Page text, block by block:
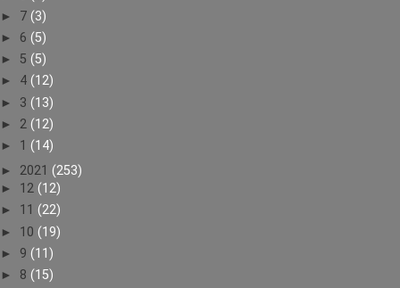
► 7 (3)
► 6 (5)
► 5 (5)
► 4 (12)
► 3 (13)
► 2 (12)
► 1 (14)
► 2021 (253)
► 12 (12)
► 11 (22)
► 10 (19)
► 9 (11)
► 8 (15)